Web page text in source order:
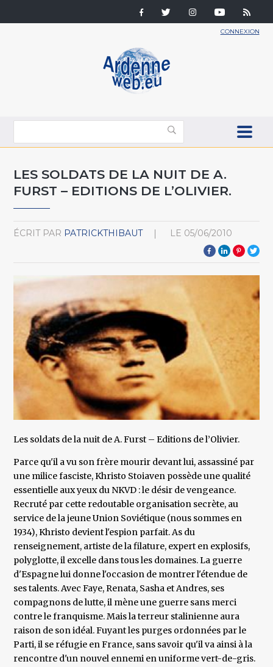
CONNEXION
LES SOLDATS DE LA NUIT DE A.
FURST – EDITIONS DE L’OLIVIER.
ÉCRIT PAR PATRICKTHIBAUT LE 05/06/2010
Les soldats de la nuit de A. Furst – Editions de l’Olivier.
Parce qu'il a vu son frère mourir devant lui, assassiné par
une milice fasciste, Khristo Stoiaven possède une qualité
essentielle aux yeux du NKVD : le désir de vengeance.
Recruté par cette redoutable organisation secrète, au
service de la jeune Union Soviétique (nous sommes en
1934), Khristo devient l'espion parfait. As du
renseignement, artiste de la filature, expert en explosifs,
polyglotte, il excelle dans tous les domaines. La guerre
d'Espagne lui donne l'occasion de montrer l'étendue de
ses talents. Avec Faye, Renata, Sasha et Andres, ses
compagnons de lutte, il mène une guerre sans merci
contre le franquisme. Mais la terreur stalinienne aura
raison de son idéal. Fuyant les purges ordonnées par le
Parti, il se réfugie en France, sans savoir qu'il va ainsi à la
rencontre d'un nouvel ennemi en uniforme vert-de-gris.